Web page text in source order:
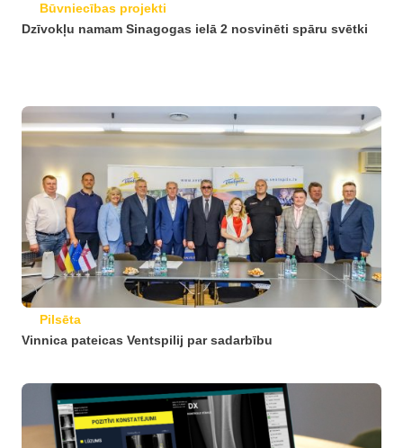
Būvniecības projekti
Dzīvokļu namam Sinagogas ielā 2 nosvinēti spāru svētki
Pilsēta
Vinnica pateicas Ventspilij par sadarbību